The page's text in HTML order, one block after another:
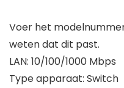
Voer het
weten dat dit past.
LAN: 10/100/1000 Mbps
Type apparaat: Switch